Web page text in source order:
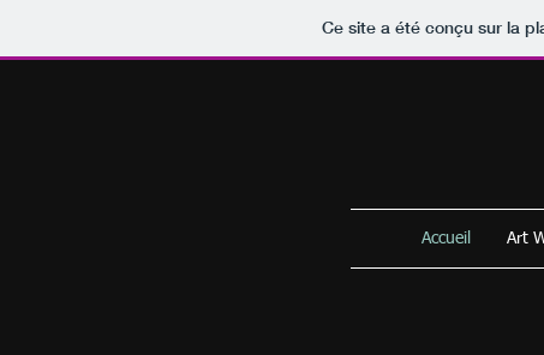
Ce site a été conçu sur la
Accueil Art